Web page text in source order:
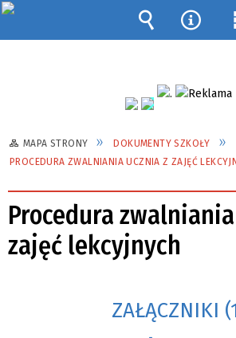
MAPA STRONY
DOKUMENTY SZKOŁY
PROCEDURA ZWALNIANIA UCZNIA Z ZAJĘĆ
Procedura
zajęć lekcyjnych
ZAŁĄCZNIKI